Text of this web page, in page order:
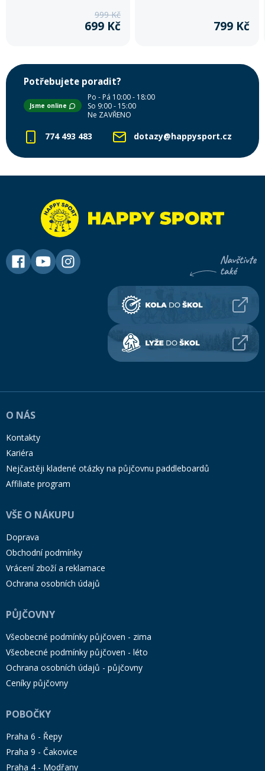
999 Kč
699 Kč 799 Kč
Potřebujete poradit?
Jsme online
Po - Pá 10:00 - 18:00
So 9:00 - 15:00
Ne ZAVŘENO
774 493 483 dotazy@happysport.cz
O NÁS
Kontakty
Kariéra
Nejčastěji kladené otázky na půjčovnu paddleboardů
Affiliate program
VŠE O NÁKUPU
Doprava
Obchodní podmínky
Vrácení zboží a reklamace
Ochrana osobních údajů
PŮJČOVNY
Všeobecné podmínky půjčoven - zima
Všeobecné podmínky půjčoven - léto
Ochrana osobních údajů - půjčovny
Ceníky půjčovny
POBOČKY
Praha 6 - Řepy
Praha 9 - Čakovice
Praha 4 - Modřany